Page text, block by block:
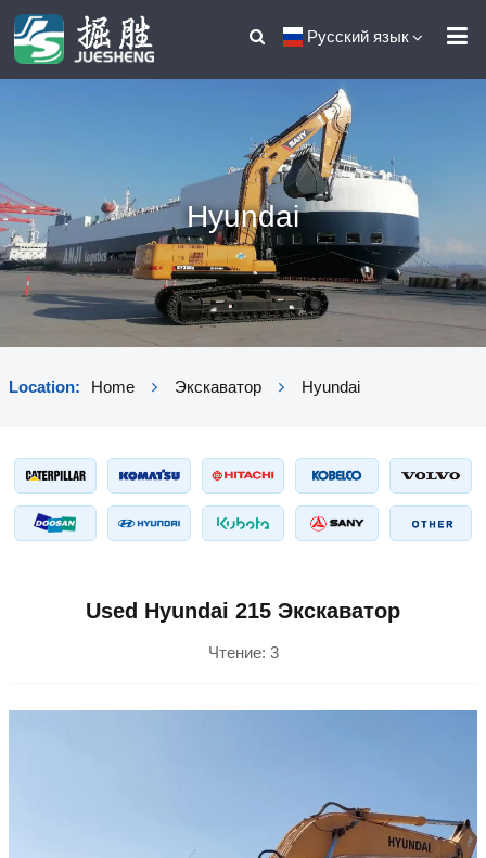
Русский язык
Hyundai
Location: Home Экскаватор Hyundai
Used Hyundai 215 Экскаватор
Чтение: 3